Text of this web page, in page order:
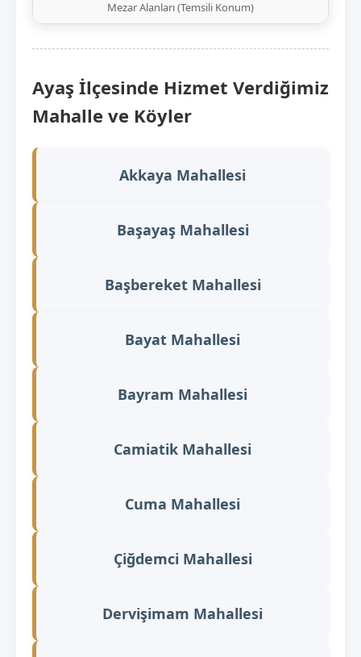
Mezar Alanları (Temsili Konum)
Ayaş İlçesinde Hizmet Verdiğimiz
Mahalle ve Köyler
Akkaya Mahallesi
Başayaş Mahallesi
Başbereket Mahallesi
Bayat Mahallesi
Bayram Mahallesi
Camiatik Mahallesi
Cuma Mahallesi
Çiğdemci Mahallesi
Dervişimam Mahallesi